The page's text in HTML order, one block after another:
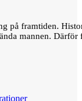
på framtiden.
mannen.